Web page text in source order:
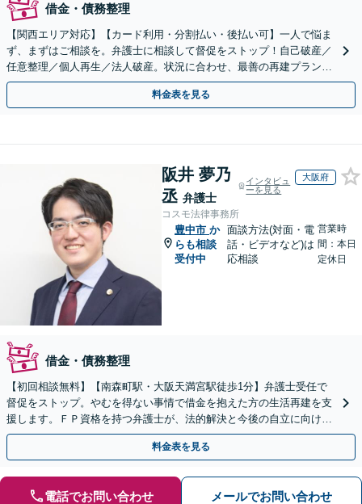
借金・債務整理
【関西エリア対応】【カード利用・分割払い・後払い可】一人で悩ま
ず、まずはご相談を。弁護士に相談して督促をストップ！自己破産／
任意整理／個人再生／法人破産。状況に合わせ、最善の再建プランを
ご提案【破産管財人経験あり】
料金表を見る
阪井 夢乃
丞 弁護士
インタビュ
ーを見る
大阪府
コスモ法律事務所
豊中市 か
らも相談
受付中
面談方法(対面・電
話・ビデオなど)は
応相談
営業時
間：本日
定休日
借金・債務整理
【初回相談無料】【南森町駅・大阪天満宮駅徒歩1分】弁護士受任で
督促をストップ。やむを得ない事情で借金を抱えた方の生活再建を支
援します。ＦＰ資格を持つ弁護士が、法的解決と今後の自立に向けた
アドバイスで根本解決へ導きます。
料金表を見る
電話でお問い合わせ メールでお問い合わせ